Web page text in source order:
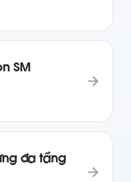
SM
đa tầng